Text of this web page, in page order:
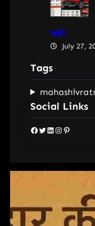
चर्चा?
July 27,
Tags
Social Links
Facebook Twitter LinkedIn Instagram Pinterest